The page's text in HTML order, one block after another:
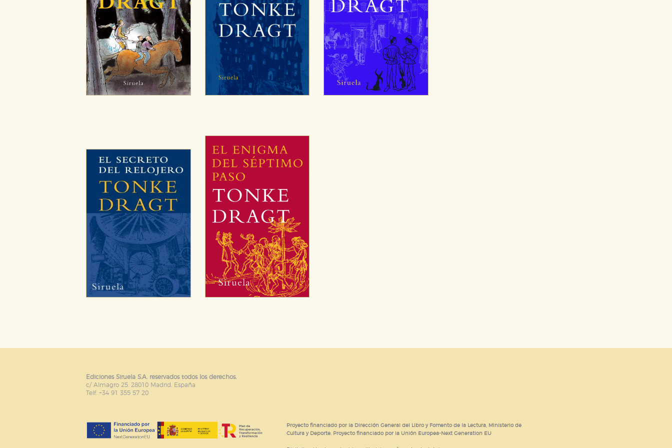
Ediciones Siruela S.A. reservados todos los derechos.
c/ Almagro 25. 28010 Madrid. España
Telf. +34 91 355 57 20
Proyecto financiado por la Dirección General del Libro y Fomento de la Lectura, Ministerio de
Cultura y Deporte. Proyecto financiado por la Unión Europea-Next Generation EU